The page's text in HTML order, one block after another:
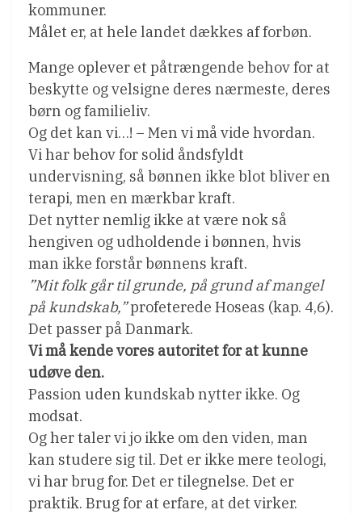
kommuner.
Målet er, at hele landet dækkes af forbøn.
Mange oplever et påtrængende behov for at
beskytte og velsigne deres nærmeste, deres
børn og familieliv.
Og det kan vi…! – Men vi må vide hvordan.
Vi har behov for solid åndsfyldt
undervisning, så bønnen ikke blot bliver en
terapi, men en mærkbar kraft.
Det nytter nemlig ikke at være nok så
hengiven og udholdende i bønnen, hvis
man ikke forstår bønnens kraft.
”Mit folk går til grunde, på grund af mangel
på kundskab,”profeterede Hoseas (kap. 4,6).
Det passer på Danmark.
Vi må kende vores autoritet for at kunne
udøve den.
Passion uden kundskab nytter ikke. Og
modsat.
Og her taler vi jo ikke om den viden, man
kan studere sig til. Det er ikke mere teologi,
vi har brug for. Det er tilegnelse. Det er
praktik. Brug for at erfare, at det virker.